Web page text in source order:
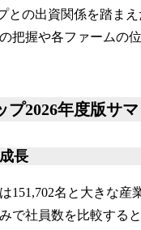
との出資関係を踏ま
把握や各ファームの
プ2026年度版サ
長
151,702名と大きな
で社員数を比較する